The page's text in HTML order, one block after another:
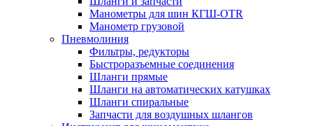
Манометры для шин КГШ-OTR
Манометр грузовой
Пневмолиния
Фильтры, редукторы
Быстроразъемные соединения
Шланги прямые
Шланги на автоматических катушках
Шланги спиральные
Запчасти для воздушных шлангов